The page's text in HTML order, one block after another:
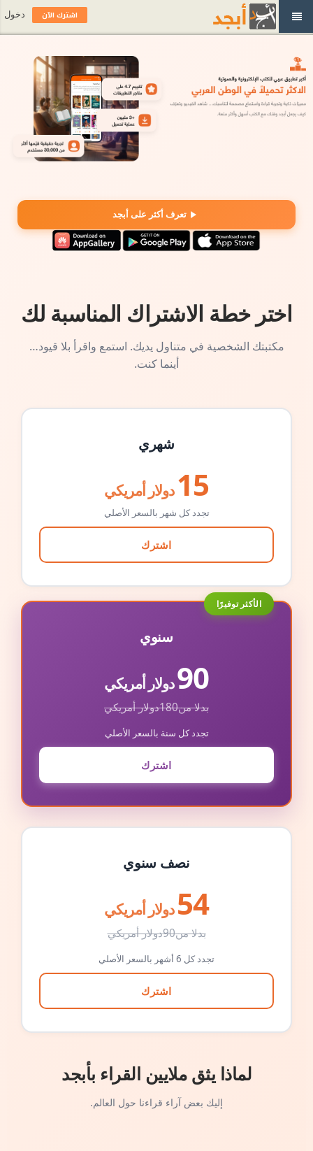
تعرف أكثر على أبجد
اختر خطة الاشتراك المناسبة لك
مكتبتك الشخصية في متناول يديك. استمع واقرأ بلا قيود…
أينما كنت.
شهري
15 دولار أمريكي
تجدد كل شهر بالسعر الأصلي
اشترك
الأكثر توفيرًا
سنوي
90دولار أمريكي
بدلا من180دولار أمريكي
تجدد كل سنة بالسعر الأصلي
اشترك
نصف سنوي
54 دولار أمريكي
بدلا من90دولار أمريكي
تجدد كل 6 أشهر بالسعر الأصلي
اشترك
لماذا يثق ملايين القراء بأبجد
إليك بعض آراء قراءنا حول العالم.
اشترك الآن دخول